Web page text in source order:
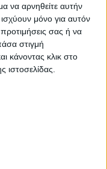
να αρνηθείτε αυτήν
μόνο για αυτόν
σας ή να
στιγμή
κάνοντας κλικ στο